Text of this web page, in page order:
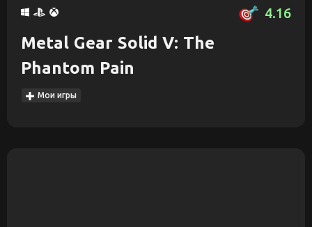
4.16
Metal Gear Solid V: The
Phantom Pain
Мои игры